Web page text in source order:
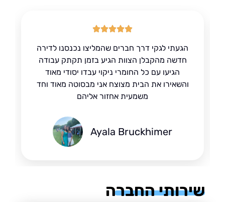
הגעתי לגקי דרך חברים שהמליצו נכנסנו לדירה
חדשה מהקבלן הצוות הגיע בזמן תקתק עבודה
הגיעו עם כל החומרי ניקוי עבדו יסודי מאוד
והשאירו את הבית מצוצח אני מבסוטה מאוד וחד
משמעית אחזור אליהם
Ayala Bruckhimer
החברה